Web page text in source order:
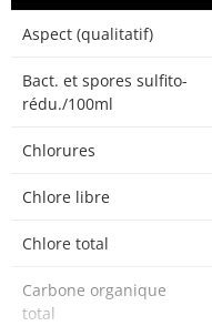
Aspect (qualitatif)
Bact. et spores sulfito-
rédu./100ml
Chlorures
Chlore libre
Chlore total
Carbone organique
total